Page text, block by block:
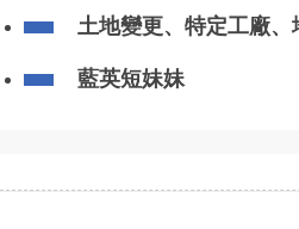
土地變更、特定工廠、
藍英短妹妹